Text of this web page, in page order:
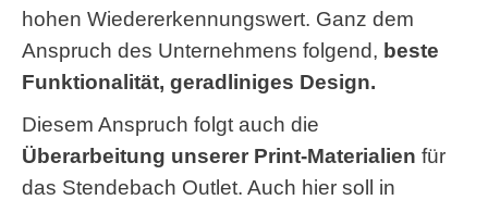
hohen Wiedererkennungswert. Ganz dem
Anspruch des Unternehmens folgend, beste
Funktionalität, geradliniges Design.
Diesem Anspruch folgt auch die
Überarbeitung unserer Print-Materialien für
das Stendebach Outlet. Auch hier soll in